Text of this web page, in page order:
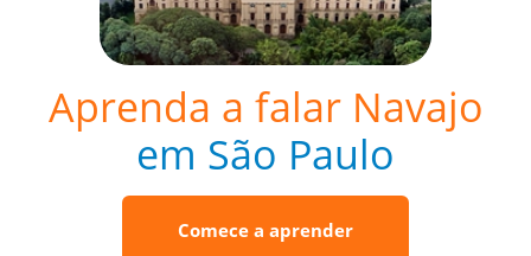
Aprenda a falar Navajo
em São Paulo
Comece a aprender